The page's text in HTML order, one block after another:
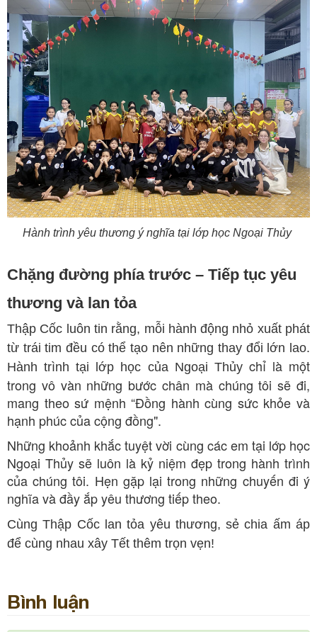
Hành trình yêu thương ý nghĩa tại lớp học Ngoại Thủy
Chặng đường phía trước – Tiếp tục yêu
thương và lan tỏa
Thập Cốc luôn tin rằng, mỗi hành động nhỏ xuất phát
từ trái tim đều có thể tạo nên những thay đổi lớn lao.
Hành trình tại lớp học của Ngoại Thủy chỉ là một
trong vô vàn những bước chân mà chúng tôi sẽ đi,
mang theo sứ mệnh “Đồng hành cùng sức khỏe và
hạnh phúc của cộng đồng".
Những khoảnh khắc tuyệt vời cùng các em tại lớp học
Ngoại Thủy sẽ luôn là kỷ niệm đẹp trong hành trình
của chúng tôi. Hẹn gặp lại trong những chuyến đi ý
nghĩa và đầy ắp yêu thương tiếp theo.
Cùng Thập Cốc lan tỏa yêu thương, sẻ chia ấm áp
để cùng nhau xây Tết thêm trọn vẹn!
Bình luận